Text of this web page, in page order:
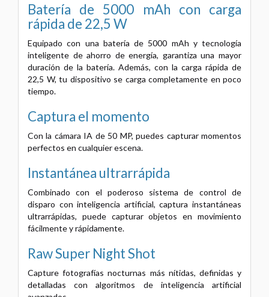
Batería de 5000 mAh con carga
rápida de 22,5 W
Equipado con una batería de 5000 mAh y tecnología
inteligente de ahorro de energía, garantiza una mayor
duración de la batería. Además, con la carga rápida de
22,5 W, tu dispositivo se carga completamente en poco
tiempo.
Captura el momento
Con la cámara IA de 50 MP, puedes capturar momentos
perfectos en cualquier escena.
Instantánea ultrarrápida
Combinado con el poderoso sistema de control de
disparo con inteligencia artificial, captura instantáneas
ultrarrápidas, puede capturar objetos en movimiento
fácilmente y rápidamente.
Raw Super Night Shot
Capture fotografías nocturnas más nítidas, definidas y
detalladas con algoritmos de inteligencia artificial